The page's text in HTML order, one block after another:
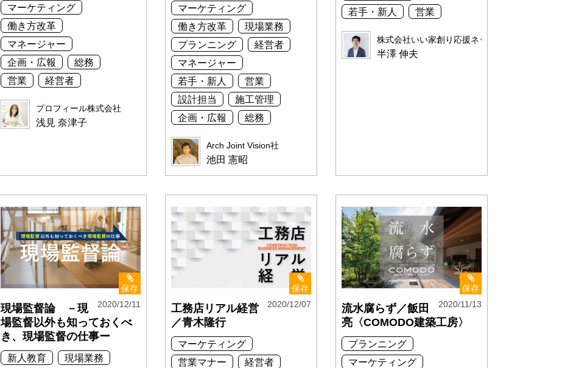
マーケティング
働き方改革
マネージャー
企画・広報
総務
営業
経営者
プロフィール株式会社
浅見 奈津子
マーケティング
働き方改革
現場業務
プランニング
経営者
マネージャー
若手・新人
営業
設計担当
施工管理
企画・広報
総務
Arch Joint Vision社
池田 憲昭
若手・新人
営業
株式会社いい家創り応援ネット
半澤 伸夫
保存
2020/12/11
現場監督論 －現
場監督以外も知っておくべ
き、現場監督の仕事ー
新人教育
現場業務
保存
2020/12/07
工務店リアル経営
／青木隆行
マーケティング
営業マナー
経営者
保存
2020/11/13
流水腐らず／飯田
亮〈COMODO建築工房〉
プランニング
マーケティング